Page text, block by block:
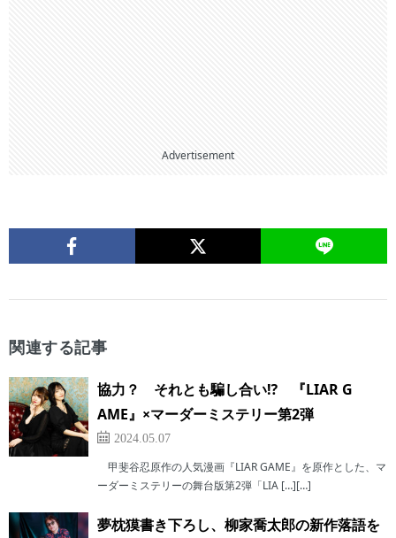
Advertisement
関連する記事
協力？ それとも騙し合い⁉ 『LIAR G
AME』×マーダーミステリー第2弾
2024.05.07
甲斐谷忍原作の人気漫画『LIAR GAME』を原作とした、マ
ーダーミステリーの舞台版第2弾「LIA […][…]
夢枕獏書き下ろし、柳家喬太郎の新作落語を